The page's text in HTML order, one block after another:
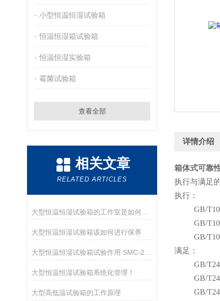
小型恒温恒湿试验箱
恒温恒湿箱试验箱
恒温恒湿实验箱
霉菌试验箱
查看全部
相关文章
RELATED ARTICLES
大型恒温恒湿试验箱的工作室是如何保养的？
大型恒温恒湿试验箱该如何进行保养
大型恒温恒湿试验箱系统化管理！
大型高低温试验箱的工作原理
详情介绍
箱体式可靠
执行与满足
执行：
GB/
GB/
GB/
满足：
GB/
GB/
GB/